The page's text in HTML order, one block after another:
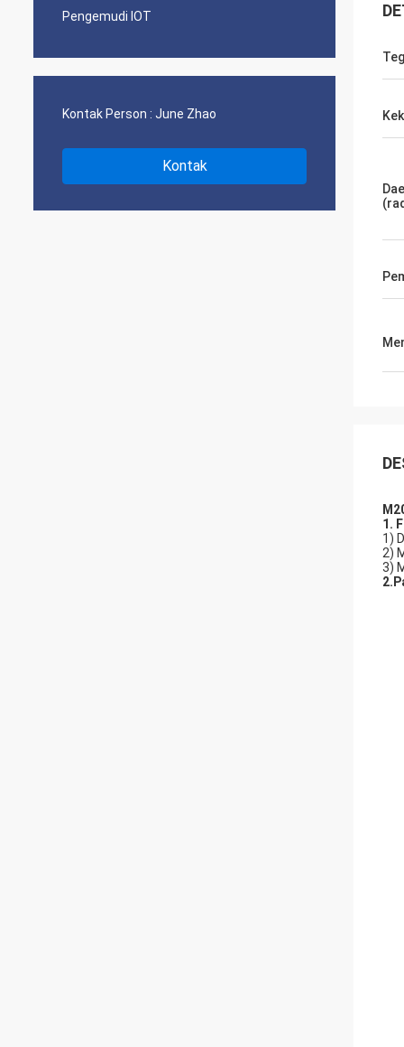
Pengemudi IOT
Kontak Person : June Zhao
Kontak
1.
1)
2)
3)
2.